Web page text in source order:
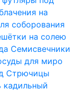
на
соборования
на солею
Семисвечники
для миро
Стрючицы
кадильный